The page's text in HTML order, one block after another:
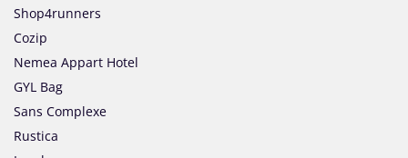
Shop4runners
Cozip
Nemea Appart Hotel
GYL Bag
Sans Complexe
Rustica